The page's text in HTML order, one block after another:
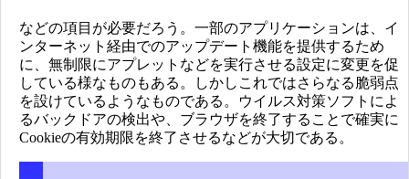
などの項目が必要だろう。一部のアプリケーションは、イ
ンターネット経由でのアップデート機能を提供するため
に、無制限にアプレットなどを実行させる設定に変更を促
している様なものもある。しかしこれではさらなる脆弱点
を設けているようなものである。ウイルス対策ソフトによ
るバックドアの検出や、ブラウザを終了することで確実に
Cookieの有効期限を終了させるなどが大切である。